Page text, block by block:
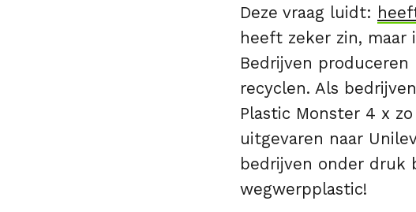
Deze vraag luidt:
heeft zeker zin, maar
Bedrijven
recyclen. Als
Plastic Monster 4 x
uitgevaren naar
bedrijven onder druk
wegwerpplastic!